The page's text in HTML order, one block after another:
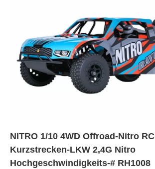
NITRO 1/10 4WD Offroad-Nitro RC
Kurzstrecken-LKW 2,4G Nitro
Hochgeschwindigkeits-# RH1008